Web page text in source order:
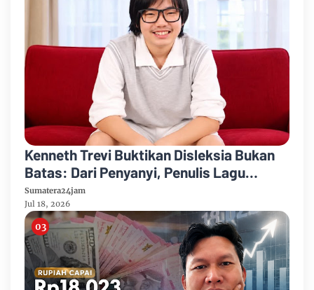
Kenneth Trevi Buktikan Disleksia Bukan
Batas: Dari Penyanyi, Penulis Lagu
hingga Recording Engineer
Sumatera24jam
Jul 18, 2026